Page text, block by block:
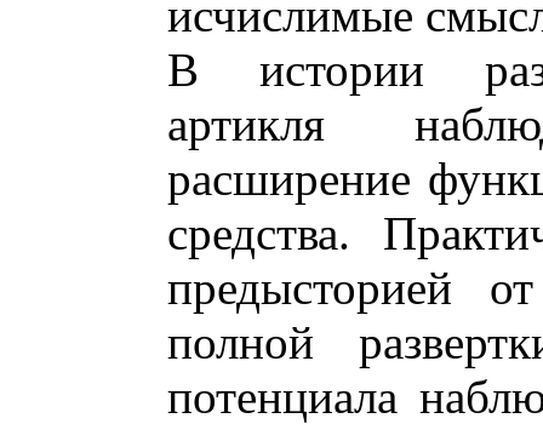
исчислимые
В истории
артикля
расширение
средства.
предысторией
полной
потенциала